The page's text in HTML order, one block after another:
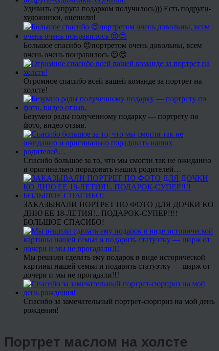
Удивить супруга подарком получилось))) Есть подруги-
художники, оценили!
Большое спасибо 😍портретом очень довольны, всем
очень очень понравилось 😍😍
Огромное спасибо всей вашей команде за портрет на
холсте!
Безумно рады полученному подарку — портрету по
фото, видео отзыв.
Спасибо большое за то, что мы смогли так не ожиданно
и оригинально порадовать наших родителей…
ЗАКАЗЫВАЛИ ПОРТРЕТ ПО ФОТО ДЛЯ ДОЧКИ КО
ДНЮ ЕЕ 18-ЛЕТИЯ!.. ПОДАРОК-СУПЕР!!!!
БОЛЬШОЕ СПАСИБО!
Мы решили сделать ему подарок в виде исторической
картины нашей семьи и подарить статуэтку — шарж от
дочери и мы не прогадали!!!
Спасибо за замечательный портрет-сюрприз на мой день
рождения!
Портрет маслом на холсте